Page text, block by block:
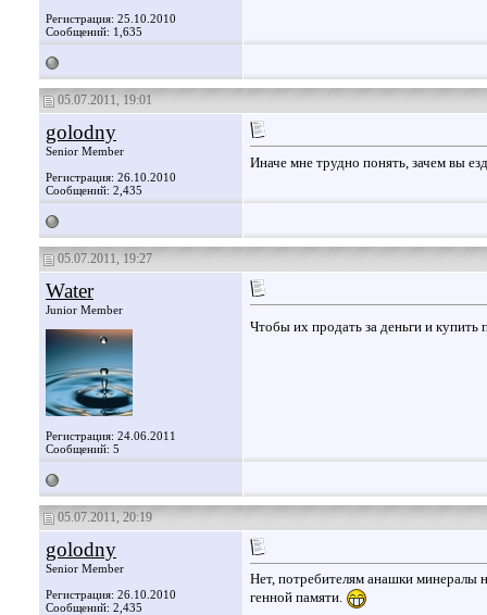
Регистрация: 25.10.2010
Сообщений: 1,635
05.07.2011, 19:01
golodny
Senior Member
Регистрация: 26.10.2010
Сообщений: 2,435
Иначе мне трудно понять, зачем вы
05.07.2011, 19:27
Water
Junior Member
Регистрация: 24.06.2011
Сообщений: 5
Чтобы их продать за деньги и
05.07.2011, 20:19
golodny
Senior Member
Регистрация: 26.10.2010
Сообщений: 2,435
Нет, потребителям анашки минералы
генной памяти.